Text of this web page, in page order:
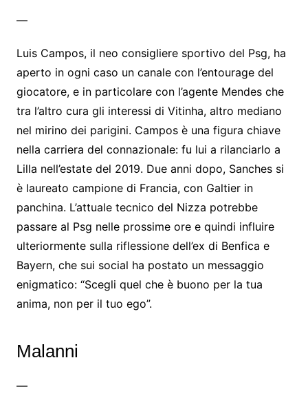
—
Luis Campos, il neo consigliere sportivo del Psg, ha
aperto in ogni caso un canale con l’entourage del
giocatore, e in particolare con l’agente Mendes che
tra l’altro cura gli interessi di Vitinha, altro mediano
nel mirino dei parigini. Campos è una figura chiave
nella carriera del connazionale: fu lui a rilanciarlo a
Lilla nell’estate del 2019. Due anni dopo, Sanches si
è laureato campione di Francia, con Galtier in
panchina. L’attuale tecnico del Nizza potrebbe
passare al Psg nelle prossime ore e quindi influire
ulteriormente sulla riflessione dell’ex di Benfica e
Bayern, che sui social ha postato un messaggio
enigmatico: “Scegli quel che è buono per la tua
anima, non per il tuo ego”.
Malanni
—